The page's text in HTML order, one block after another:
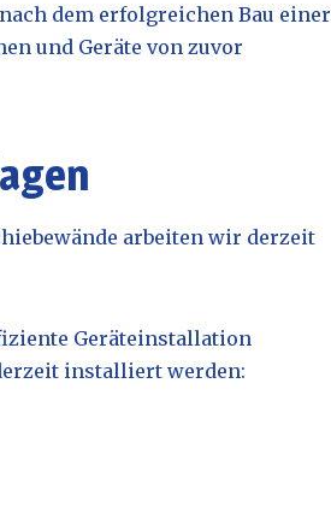
dem erfolgreichen Bau einer
und Geräte von zuvor
arbeiten wir derzeit
Geräteinstallation
installiert werden: